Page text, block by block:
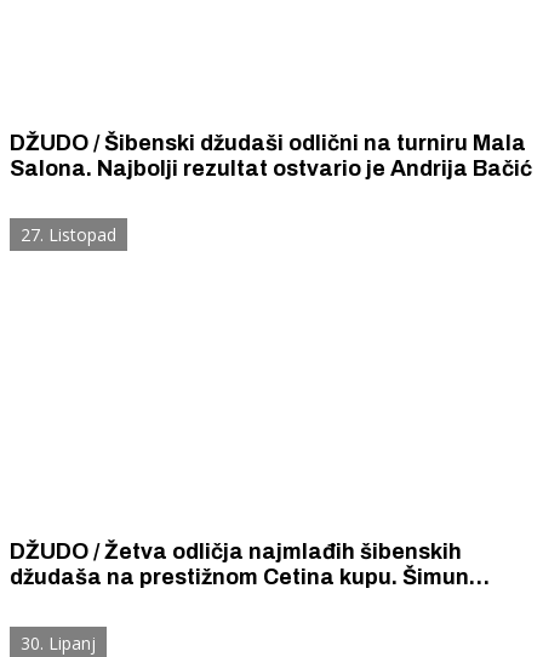
DŽUDO / Šibenski džudaši odlični na turniru Mala
Salona. Najbolji rezultat ostvario je Andrija Bačić
27. Listopad
DŽUDO / Žetva odličja najmlađih šibenskih
džudaša na prestižnom Cetina kupu. Šimun
30. Lipanj